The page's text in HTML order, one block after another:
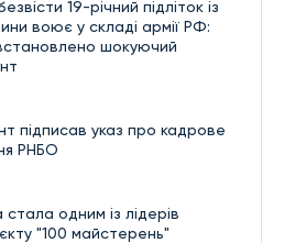
19-річний підліток із
воює у складі армії РФ:
шокуючий
підписав указ про кадрове
РНБО
одним із лідерів
"100 майстерень"